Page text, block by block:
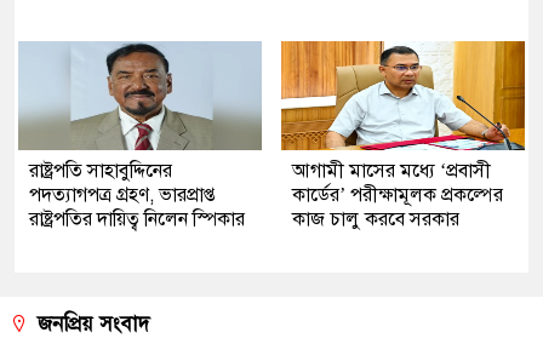
রাষ্ট্রপতি সাহাবুদ্দিনের
পদত্যাগপত্র গ্রহণ, ভারপ্রাপ্ত
রাষ্ট্রপতির দায়িত্ব নিলেন স্পিকার
আগামী মাসের মধ্যে ‘প্রবাসী
কার্ডের’ পরীক্ষামূলক প্রকল্পের
কাজ চালু করবে সরকার
জনপ্রিয় সংবাদ